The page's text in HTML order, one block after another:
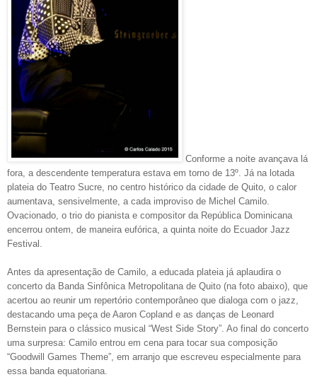
Conforme a noite avançava lá
fora, a descendente temperatura estava em torno de 13º. Já na lotada
plateia do Teatro Sucre, no centro histórico da cidade de Quito, o calor
aumentava, sensivelmente, a cada improviso de Michel Camilo.
Ovacionado, o trio do pianista e compositor da República Dominicana
encerrou ontem, de maneira eufórica, a quinta noite do Ecuador Jazz
Festival.
Antes da apresentação de Camilo, a educada plateia já aplaudira o
concerto da Banda Sinfônica Metropolitana de Quito (na foto abaixo), que
acertou ao reunir um repertório contemporâneo que dialoga com o jazz,
destacando uma peça de Aaron Copland e as danças de Leonard
Bernstein para o clássico musical “West Side Story”. Ao final do concerto
uma surpresa: Camilo entrou em cena para tocar sua composição
“Goodwill Games Theme”, em arranjo que escreveu especialmente para
essa banda equatoriana.